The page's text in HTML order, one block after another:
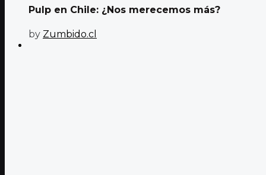
Pulp en Chile: ¿Nos merecemos más?
by Zumbido.cl